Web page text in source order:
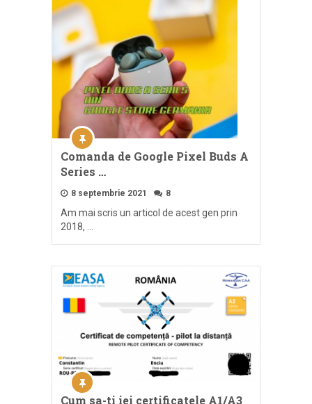
Comanda de Google Pixel Buds A
Series …
8 septembrie 2021 8
Am mai scris un articol de acest gen prin
2018, …
Cum sa-ti iei certificatele A1/A3